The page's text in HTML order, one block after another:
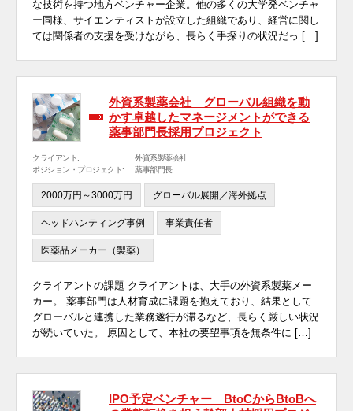
な技術を持つ地方ベンチャー企業。他の多くの大学発ベンチャ
ー同様、サイエンティストが設立した組織であり、経営に関し
ては関係者の支援を受けながら、長らく手探りの状況だっ […]
外資系製薬会社 グローバル組織を動
かす卓越したマネージメントができる
薬事部門長採用プロジェクト
クライアント:
外資系製薬会社
ポジション・プロジェクト:
薬事部門長
2000万円～3000万円 グローバル展開／海外拠点
ヘッドハンティング事例 事業責任者
医薬品メーカー（製薬）
クライアントの課題 クライアントは、大手の外資系製薬メー
カー。 薬事部門は人材育成に課題を抱えており、結果として
グローバルと連携した業務遂行が滞るなど、長らく厳しい状況
が続いていた。 原因として、本社の要望事項を無条件に […]
IPO予定ベンチャー BtoCからBtoBへ